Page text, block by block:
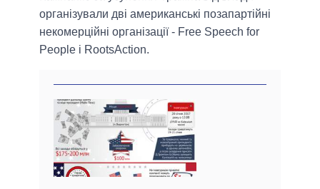
організували дві американські позапартійні
некомерційні організації - Free Speech for
People і RootsAction.